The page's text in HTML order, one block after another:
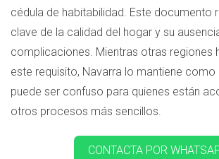
cédula de habitabilidad. Este documento
clave de la calidad del hogar y su
complicaciones. Mientras otras regiones
este requisito, Navarra lo mantiene como
puede ser confuso para quienes están
otros procesos más sencillos.
CONTACTA POR